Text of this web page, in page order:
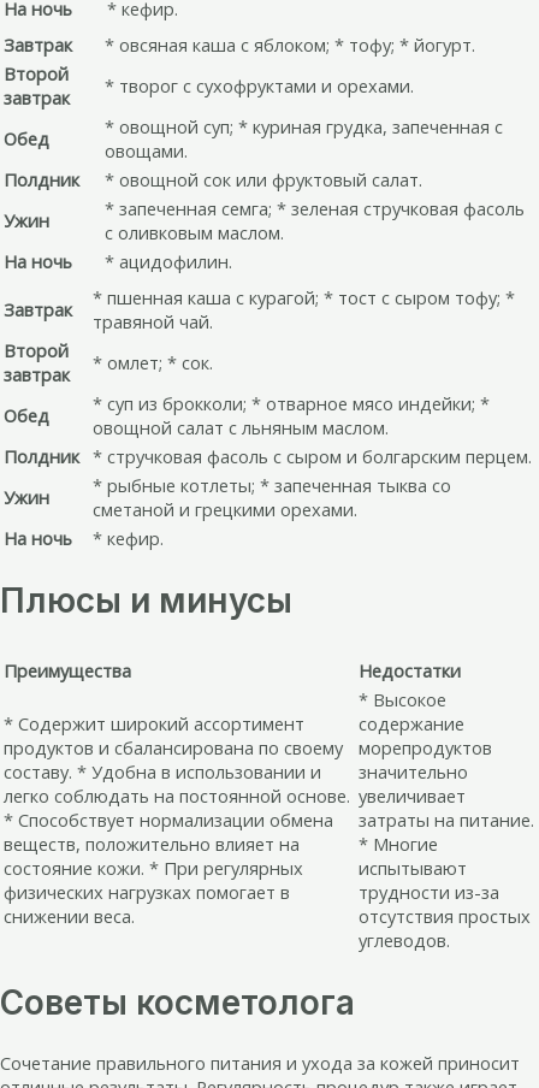
На ночь
* кефир.
Завтрак
* овсяная каша с яблоком; * тофу; * йогурт.
Второй
завтрак
* творог с сухофруктами и орехами.
Обед
* овощной суп; * куриная грудка, запеченная с
овощами.
Полдник
* овощной сок или фруктовый салат.
Ужин
* запеченная семга; * зеленая стручковая фасоль
с оливковым маслом.
На ночь
* ацидофилин.
Завтрак
* пшенная каша с курагой; * тост с сыром тофу; *
травяной чай.
Второй
завтрак
* омлет; * сок.
Обед
* суп из брокколи; * отварное мясо индейки; *
овощной салат с льняным маслом.
Полдник * стручковая фасоль с сыром и болгарским перцем.
Ужин
* рыбные котлеты; * запеченная тыква со
сметаной и грецкими орехами.
На ночь
* кефир.
Плюсы и минусы
Преимущества Недостатки
* Содержит широкий ассортимент
продуктов и сбалансирована по своему
составу. * Удобна в использовании и
легко соблюдать на постоянной основе.
* Способствует нормализации обмена
веществ, положительно влияет на
состояние кожи. * При регулярных
физических нагрузках помогает в
снижении веса.
* Высокое
содержание
морепродуктов
значительно
увеличивает
затраты на питание.
* Многие
испытывают
трудности из-за
отсутствия простых
углеводов.
Советы косметолога
Сочетание правильного питания и ухода за кожей приносит